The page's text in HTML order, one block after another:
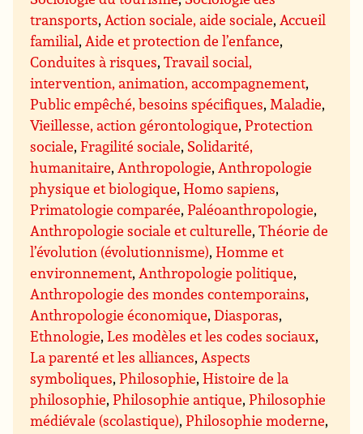
transports, Action sociale, aide sociale, Accueil
familial, Aide et protection de l’enfance,
Conduites à risques,Travail social,
intervention, animation, accompagnement,
Public empêché, besoins spécifiques, Maladie,
Vieillesse, action gérontologique,Protection
sociale,Fragilité sociale, Solidarité,
humanitaire, Anthropologie, Anthropologie
physique et biologique,Homo sapiens,
Primatologie comparée,Paléoanthropologie,
Anthropologie sociale et culturelle,Théorie de
l’évolution (évolutionnisme),Homme et
environnement, Anthropologie politique,
Anthropologie des mondes contemporains,
Anthropologie économique,Diasporas,
Ethnologie,Les modèles et les codes sociaux,
La parenté et les alliances, Aspects
symboliques,Philosophie,Histoire de la
philosophie,Philosophie antique,Philosophie
médiévale (scolastique),Philosophie moderne,